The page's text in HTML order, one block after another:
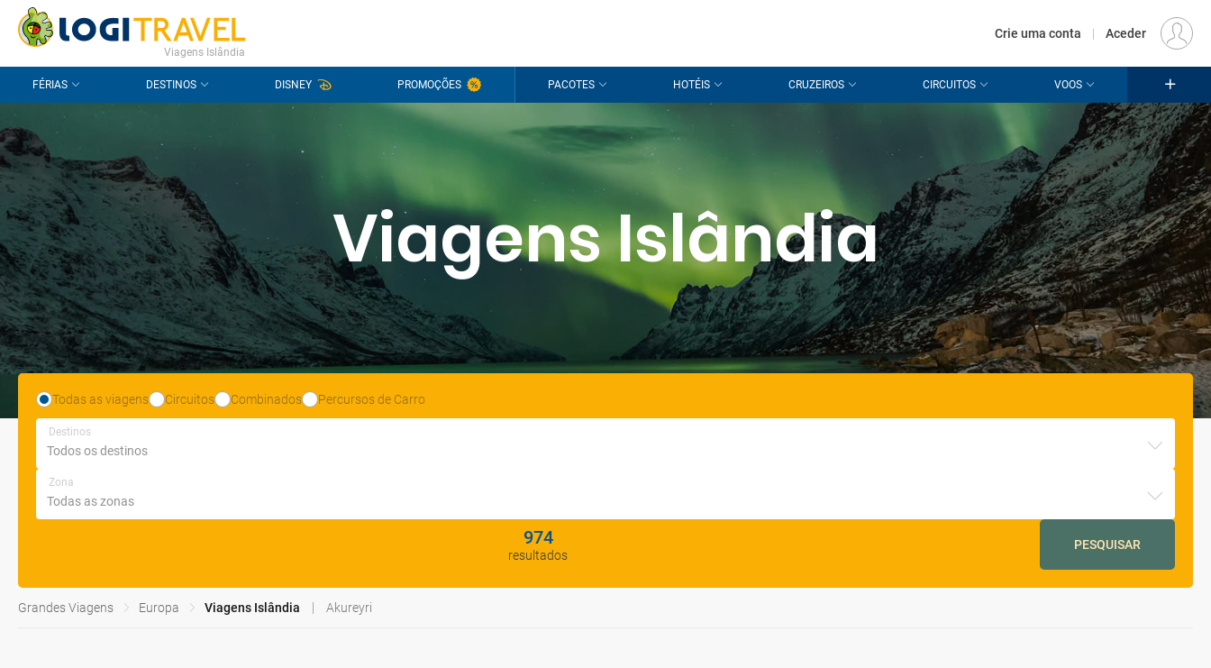
CONTACTO PERGUNTAS FREQUENTES EUR
Viagens Islândia
Crie uma conta | Aceder
FÉRIAS DESTINOS DISNEY PROMOÇÕES PACOTES HOTÉIS CRUZEIROS CIRCUITOS VOOS
Viagens Islândia
Todas as viagens Circuitos Combinados Percursos de Carro
Destinos
Zona
974
resultados
PESQUISAR
Grandes Viagens Europa Viagens Islândia Akureyri